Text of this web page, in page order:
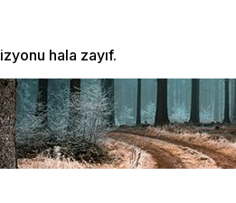
hala zayıf.